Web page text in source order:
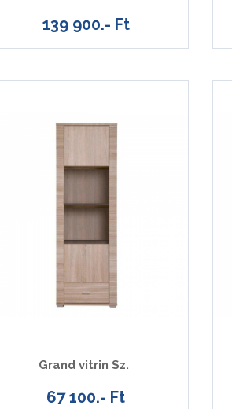
139 900.- Ft
Grand vitrin Sz.
67 100.- Ft